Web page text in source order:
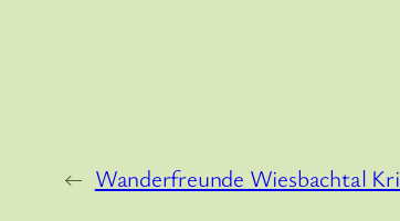
← Wanderfreunde Wiesbachtal